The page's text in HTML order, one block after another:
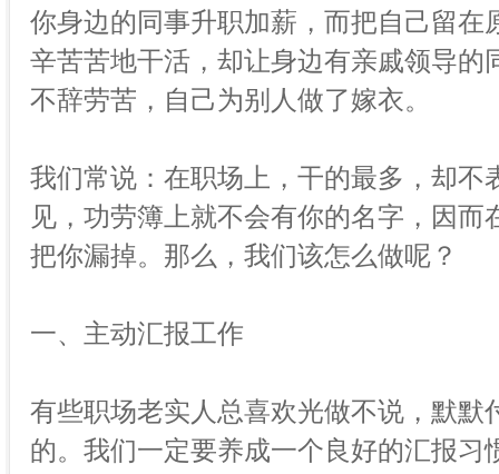
你身边的同事升职加薪，而把自己留
辛苦苦地干活，却让身边有亲戚领导
不辞劳苦，自己为别人做了嫁衣。
我们常说：在职场上，干的最多，却
见，功劳簿上就不会有你的名字，因
把你漏掉。那么，我们该怎么做呢？
一、主动汇报工作
有些职场老实人总喜欢光做不说，默
的。我们一定要养成一个良好的汇报